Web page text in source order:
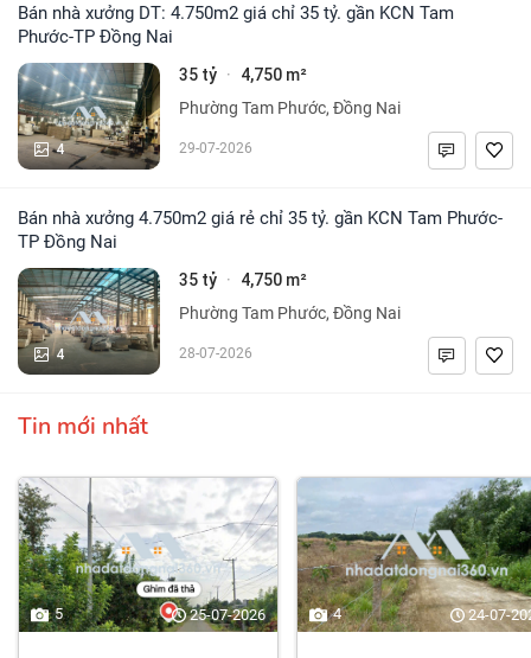
Bán nhà xưởng DT: 4.750m2 giá chỉ 35 tỷ. gần KCN Tam
Phước-TP Đồng Nai
4
35 tỷ · 4,750 m²
Phường Tam Phước, Đồng Nai
29-07-2026
Bán nhà xưởng 4.750m2 giá rẻ chỉ 35 tỷ. gần KCN Tam Phước-
TP Đồng Nai
4
35 tỷ · 4,750 m²
Phường Tam Phước, Đồng Nai
28-07-2026
Tin mới nhất
5 25-07-2026 4 24-07-